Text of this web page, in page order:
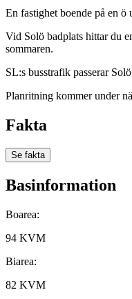
En fastighet boende på en
Vid Solö badplats hittar du
sommaren.
SL:s busstrafik passerar
Planritning kommer under
Fakta
Se fakta
Basinformation
Boarea:
94 KVM
Biarea:
82 KVM